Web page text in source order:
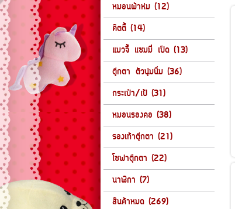
หมอนผ้าห่ม (12)
คิตตี้ (14)
แมวจี้ แซมมี่ เป็ด (13)
ตุ๊กตา ตัวนุ่มนิ่ม (36)
กระเป๋า/เป้ (31)
หมอนรองคอ (38)
รองเท้าตุ๊กตา (21)
โซฟาตุ๊กตา (22)
นาฬิกา (7)
สินค้าหมด (269)